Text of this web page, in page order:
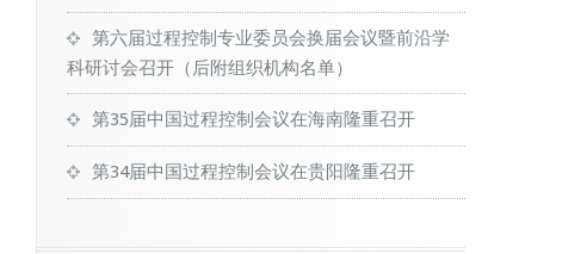
第六届过程控制专业委员会换届会议暨前沿学
科研讨会召开（后附组织机构名单）
第35届中国过程控制会议在海南隆重召开
第34届中国过程控制会议在贵阳隆重召开